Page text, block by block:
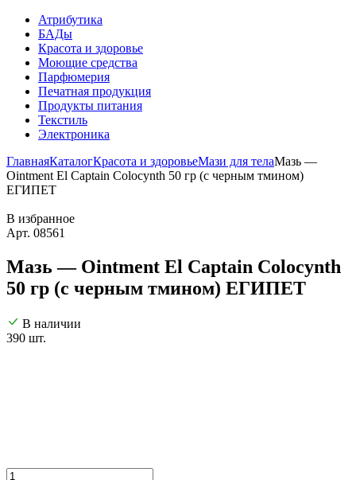
Атрибутика
БАДы
Красота и здоровье
Моющие средства
Парфюмерия
Печатная продукция
Продукты питания
Текстиль
Электроника
ГлавнаяКаталогКрасота и здоровьеМази для телаМазь —
Ointment El Captain Colocynth 50 гр (с черным тмином)
ЕГИПЕТ
В избранное
Арт. 08561
Мазь — Ointment El Captain Colocynth
50 гр (с черным тмином) ЕГИПЕТ
В наличии
390 шт.